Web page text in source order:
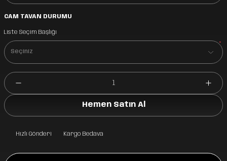
CAM TAVAN DURUMU
Liste Seçim Başlığı
*
Hemen Satın Al
Hızlı Gönderi Kargo Bedava